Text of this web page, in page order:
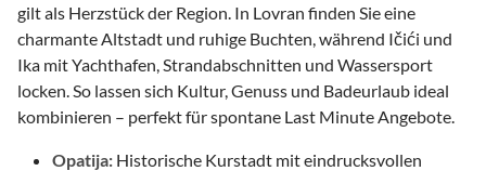
gilt als Herzstück der Region. In Lovran finden Sie eine
charmante Altstadt und ruhige Buchten, während Ičići und
Ika mit Yachthafen, Strandabschnitten und Wassersport
locken. So lassen sich Kultur, Genuss und Badeurlaub ideal
kombinieren – perfekt für spontane Last Minute Angebote.
Opatija: Historische Kurstadt mit eindrucksvollen